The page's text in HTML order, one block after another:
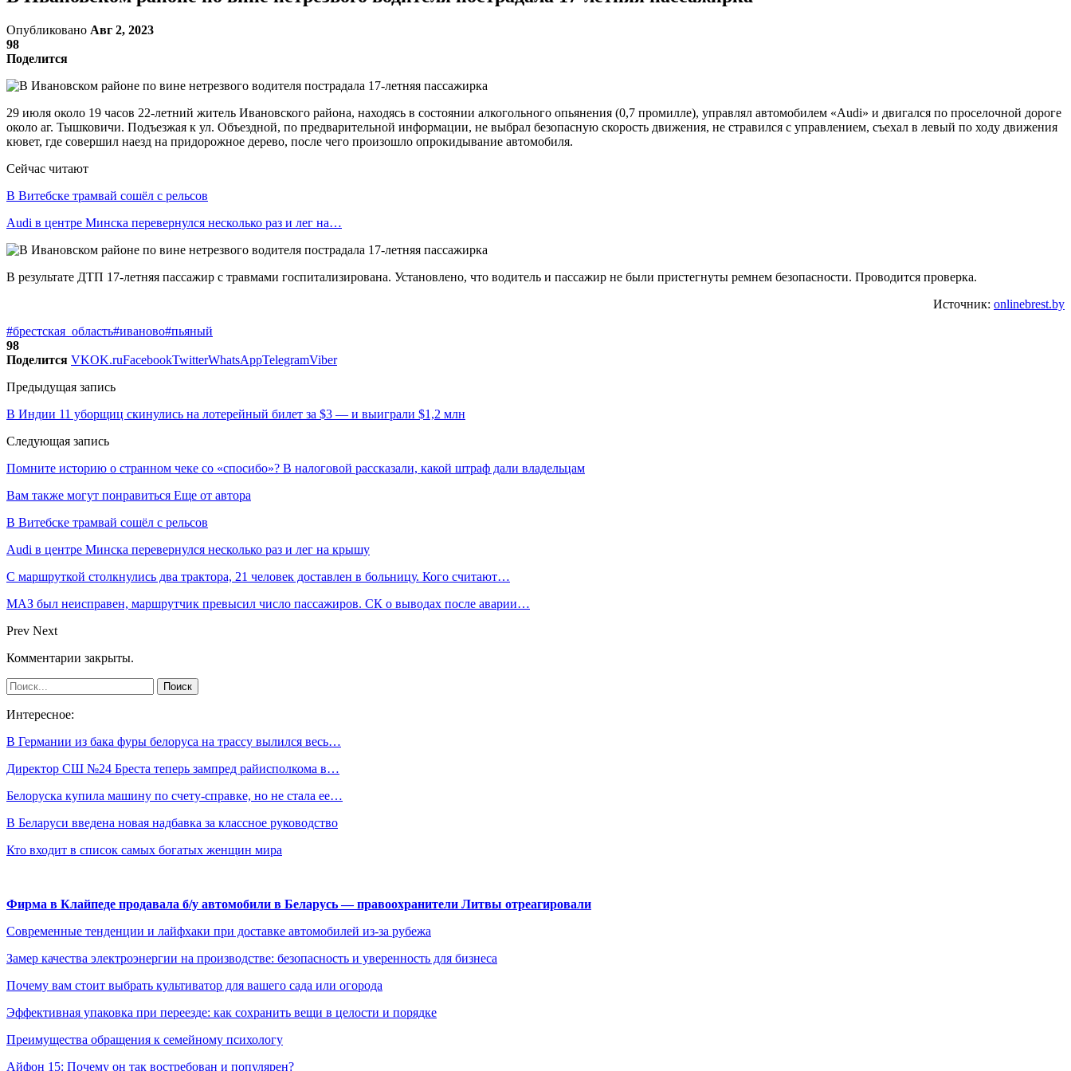
Опубликовано Авг 2, 2023
98
Поделится
29 июля около 19 часов 22-летний житель Ивановского района, находясь в состоянии алкогольного опьянения (0,7 промилле), управлял автомобилем «Audi» и двигался по проселочной дороге
около аг. Тышковичи. Подъезжая к ул. Объездной, по предварительной информации, не выбрал безопасную скорость движения, не стравился с управлением, съехал в левый по ходу движения
кювет, где совершил наезд на придорожное дерево, после чего произошло опрокидывание автомобиля.
Сейчас читают
В Витебске трамвай сошёл с рельсов
Audi в центре Минска перевернулся несколько раз и лег на…
В результате ДТП 17-летняя пассажир с травмами госпитализирована. Установлено, что водитель и пассажир не были пристегнуты ремнем безопасности. Проводится проверка.
Источник: onlinebrest.by
#брестская_область#иваново#пьяный
98
Поделится VKOK.ruFacebookTwitterWhatsAppTelegramViber
Предыдущая запись
В Индии 11 уборщиц скинулись на лотерейный билет за $3 — и выиграли $1,2 млн
Следующая запись
Помните историю о странном чеке со «спосибо»? В налоговой рассказали, какой штраф дали владельцам
Вам также могут понравиться Еще от автора
В Витебске трамвай сошёл с рельсов
Audi в центре Минска перевернулся несколько раз и лег на крышу
С маршруткой столкнулись два трактора, 21 человек доставлен в больницу. Кого считают…
МАЗ был неисправен, маршрутчик превысил число пассажиров. СК о выводах после аварии…
Prev Next
Комментарии закрыты.
Интересное:
В Германии из бака фуры белоруса на трассу вылился весь…
Директор СШ №24 Бреста теперь зампред райисполкома в…
Белоруска купила машину по счету-справке, но не стала ее…
В Беларуси введена новая надбавка за классное руководство
Кто входит в список самых богатых женщин мира
Фирма в Клайпеде продавала б/у автомобили в Беларусь — правоохранители Литвы отреагировали
Современные тенденции и лайфхаки при доставке автомобилей из-за рубежа
Замер качества электроэнергии на производстве: безопасность и уверенность для бизнеса
Почему вам стоит выбрать культиватор для вашего сада или огорода
Эффективная упаковка при переезде: как сохранить вещи в целости и порядке
Преимущества обращения к семейному психологу
Айфон 15: Почему он так востребован и популярен?